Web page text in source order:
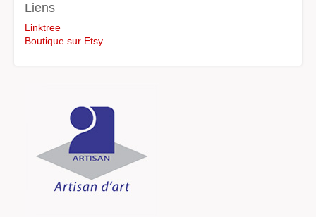
Liens
Linktree
Boutique sur Etsy